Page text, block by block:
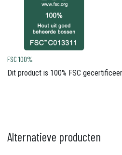
FSC 100%
Dit product is 100% FSC
Alternatieve producten